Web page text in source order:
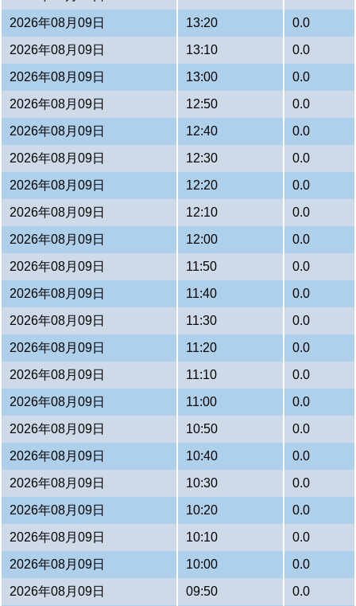
2026年08月09日
13:20
0.0
2026年08月09日
13:10
0.0
2026年08月09日
13:00
0.0
2026年08月09日
12:50
0.0
2026年08月09日
12:40
0.0
2026年08月09日
12:30
0.0
2026年08月09日
12:20
0.0
2026年08月09日
12:10
0.0
2026年08月09日
12:00
0.0
2026年08月09日
11:50
0.0
2026年08月09日
11:40
0.0
2026年08月09日
11:30
0.0
2026年08月09日
11:20
0.0
2026年08月09日
11:10
0.0
2026年08月09日
11:00
0.0
2026年08月09日
10:50
0.0
2026年08月09日
10:40
0.0
2026年08月09日
10:30
0.0
2026年08月09日
10:20
0.0
2026年08月09日
10:10
0.0
2026年08月09日
10:00
0.0
2026年08月09日
09:50
0.0